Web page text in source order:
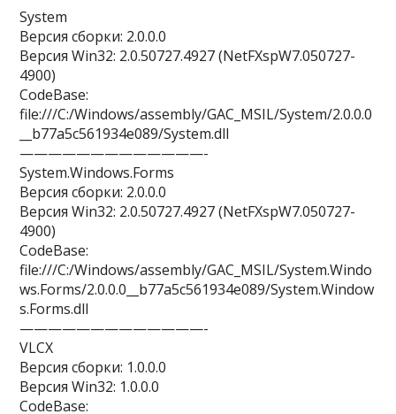
System
Версия сборки: 2.0.0.0
Версия Win32: 2.0.50727.4927 (NetFXspW7.050727-
4900)
CodeBase:
file:///C:/Windows/assembly/GAC_MSIL/System/2.0.0.0
__b77a5c561934e089/System.dll
—————————————-
System.Windows.Forms
Версия сборки: 2.0.0.0
Версия Win32: 2.0.50727.4927 (NetFXspW7.050727-
4900)
CodeBase:
file:///C:/Windows/assembly/GAC_MSIL/System.Windo
ws.Forms/2.0.0.0__b77a5c561934e089/System.Window
s.Forms.dll
—————————————-
VLCX
Версия сборки: 1.0.0.0
Версия Win32: 1.0.0.0
CodeBase: